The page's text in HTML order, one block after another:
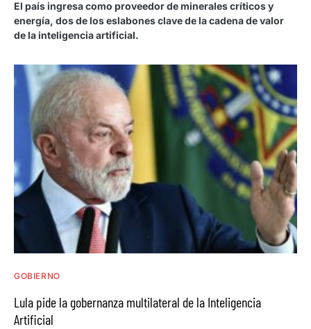
El país ingresa como proveedor de minerales críticos y
energía, dos de los eslabones clave de la cadena de valor
de la inteligencia artificial.
GOBIERNO
Lula pide la gobernanza multilateral de la Inteligencia
Artificial